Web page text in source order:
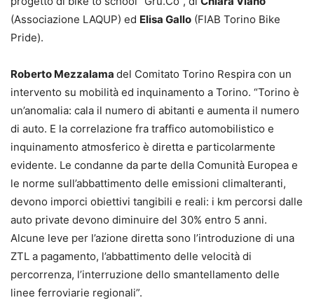
(Associazione LAQUP) ed Elisa Gallo (FIAB Torino Bike
Pride).
Roberto Mezzalama del Comitato Torino Respira con un
intervento su mobilità ed inquinamento a Torino. “Torino è
un’anomalia: cala il numero di abitanti e aumenta il numero
di auto. E la correlazione fra traffico automobilistico e
inquinamento atmosferico è diretta e particolarmente
evidente. Le condanne da parte della Comunità Europea e
le norme sull’abbattimento delle emissioni climalteranti,
devono imporci obiettivi tangibili e reali: i km percorsi dalle
auto private devono diminuire del 30% entro 5 anni.
Alcune leve per l’azione diretta sono l’introduzione di una
ZTL a pagamento, l’abbattimento delle velocità di
percorrenza, l’interruzione dello smantellamento delle
linee ferroviarie regionali”.